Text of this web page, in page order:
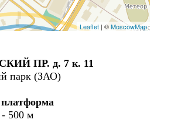
Leaflet| ©MoscowMap
ПР. д. 7 к. 11
парк (ЗАО)
500 м